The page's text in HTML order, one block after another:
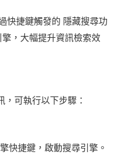
快捷鍵觸發的 隱藏搜尋功
，大幅提升資訊檢索效
可執行以下步驟：
快捷鍵，啟動搜尋引擎。